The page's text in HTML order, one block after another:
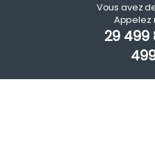
Vous avez
Appelez
29 499